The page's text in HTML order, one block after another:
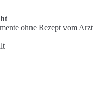
ohne Rezept vom Arzt